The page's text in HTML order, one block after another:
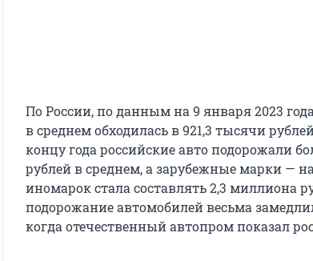
По России, по данным на 9 января 2023
в среднем обходилась в 921,3 тысячи
концу года российские авто подорожали
рублей в среднем, а зарубежные марки —
иномарок стала составлять 2,3 миллиона
подорожание автомобилей весьма
когда отечественный автопром показал